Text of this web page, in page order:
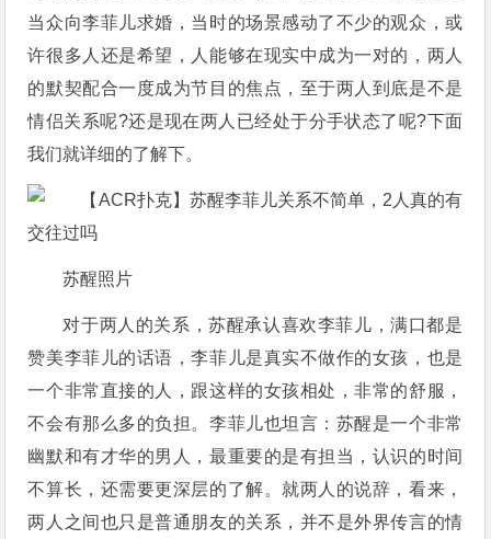
当众向李菲儿求婚，当时的场景感动了不少的观众，或
许很多人还是希望，人能够在现实中成为一对的，两人
的默契配合一度成为节目的焦点，至于两人到底是不是
情侣关系呢?还是现在两人已经处于分手状态了呢?下面
我们就详细的了解下。
苏醒照片
对于两人的关系，苏醒承认喜欢李菲儿，满口都是
赞美李菲儿的话语，李菲儿是真实不做作的女孩，也是
一个非常直接的人，跟这样的女孩相处，非常的舒服，
不会有那么多的负担。李菲儿也坦言：苏醒是一个非常
幽默和有才华的男人，最重要的是有担当，认识的时间
不算长，还需要更深层的了解。就两人的说辞，看来，
两人之间也只是普通朋友的关系，并不是外界传言的情